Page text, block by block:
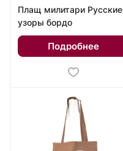
Плащ милитари Русские
узоры бордо
Подробнее